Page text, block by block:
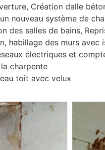
Création dalle
nouveau système de
des salles de bains,
habillage des murs
électriques et
charpente
toit avec velux